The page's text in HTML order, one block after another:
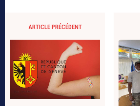
ARTICLE PRÉCÉDENT